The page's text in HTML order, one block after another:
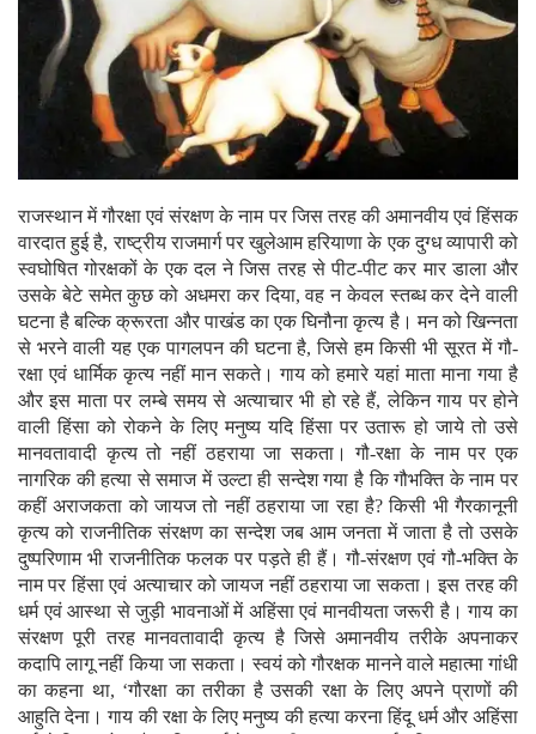
राजस्थान में गौरक्षा एवं संरक्षण के नाम पर जिस तरह की अमानवीय एवं हिंसक
वारदात हुई है, राष्ट्रीय राजमार्ग पर खुलेआम हरियाणा के एक दुग्ध व्यापारी को
स्वघोषित गोरक्षकों के एक दल ने जिस तरह से पीट-पीट कर मार डाला और
उसके बेटे समेत कुछ को अधमरा कर दिया, वह न केवल स्तब्ध कर देने वाली
घटना है बल्कि क्रूरता और पाखंड का एक घिनौना कृत्य है। मन को खिन्नता
से भरने वाली यह एक पागलपन की घटना है, जिसे हम किसी भी सूरत में गौ-
रक्षा एवं धार्मिक कृत्य नहीं मान सकते। गाय को हमारे यहां माता माना गया है
और इस माता पर लम्बे समय से अत्याचार भी हो रहे हैं, लेकिन गाय पर होने
वाली हिंसा को रोकने के लिए मनुष्य यदि हिंसा पर उतारू हो जाये तो उसे
मानवतावादी कृत्य तो नहीं ठहराया जा सकता। गौ-रक्षा के नाम पर एक
नागरिक की हत्या से समाज में उल्टा ही सन्देश गया है कि गौभक्ति के नाम पर
कहीं अराजकता को जायज तो नहीं ठहराया जा रहा है? किसी भी गैरकानूनी
कृत्य को राजनीतिक संरक्षण का सन्देश जब आम जनता में जाता है तो उसके
दुष्परिणाम भी राजनीतिक फलक पर पड़ते ही हैं। गौ-संरक्षण एवं गौ-भक्ति के
नाम पर हिंसा एवं अत्याचार को जायज नहीं ठहराया जा सकता। इस तरह की
धर्म एवं आस्था से जुड़ी भावनाओं में अहिंसा एवं मानवीयता जरूरी है। गाय का
संरक्षण पूरी तरह मानवतावादी कृत्य है जिसे अमानवीय तरीके अपनाकर
कदापि लागू नहीं किया जा सकता। स्वयं को गौरक्षक मानने वाले महात्मा गांधी
का कहना था, ‘गौरक्षा का तरीका है उसकी रक्षा के लिए अपने प्राणों की
आहुति देना। गाय की रक्षा के लिए मनुष्य की हत्या करना हिंदू धर्म और अहिंसा